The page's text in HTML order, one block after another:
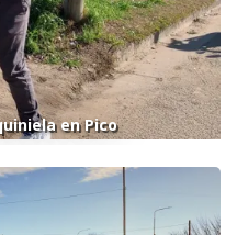
en Pico